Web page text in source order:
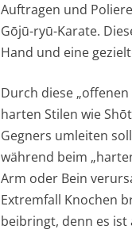
Auftragen und
Gōjū-ryū-Karate.
Hand und eine
Durch diese
harten Stilen wie
Gegners umleiten
während beim
Arm oder Bein
Extremfall Knochen
beibringt, denn es ist